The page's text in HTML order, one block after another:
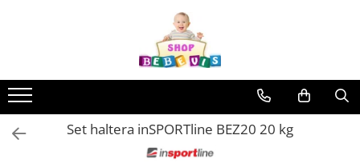
Carucioare copii
Carucioare copii sport
Carucioare copii 2in1
Set haltera inSPORTline BEZ20 20 kg